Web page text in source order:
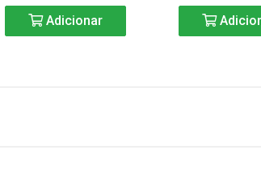
Adicionar